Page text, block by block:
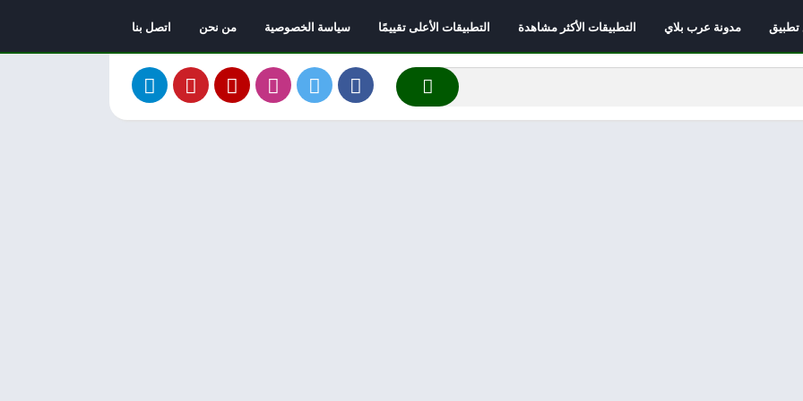
تطبيق مدونة عرب بلاي التطبيقات الأكثر مشاهدة التطبيقات الأعلى تقييمًا سياسة الخصوصية من نحن اتصل بنا